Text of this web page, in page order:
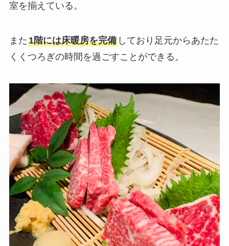
室を揃えている。
また1階には床暖房を完備しており足元からあたた
くくつろぎの時間を過ごすことができる。